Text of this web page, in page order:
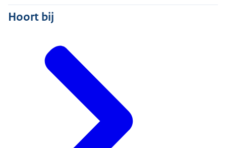
Hoort bij